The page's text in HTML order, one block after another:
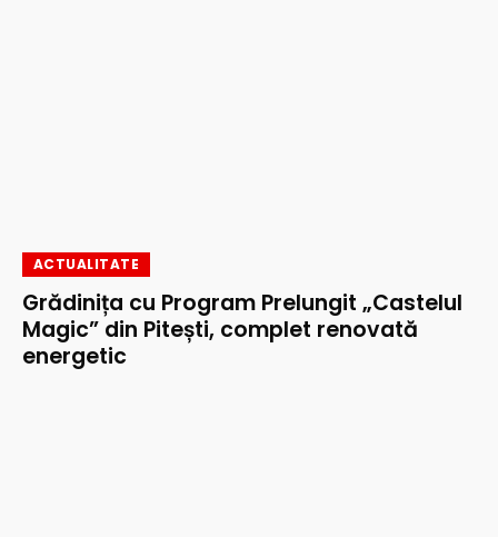
ACTUALITATE
Grădinița cu Program Prelungit „Castelul
Magic” din Pitești, complet renovată
energetic